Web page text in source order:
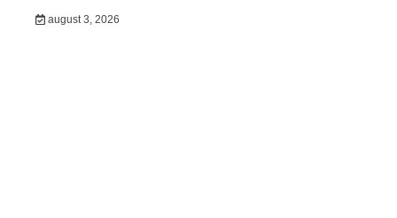
august 3, 2026